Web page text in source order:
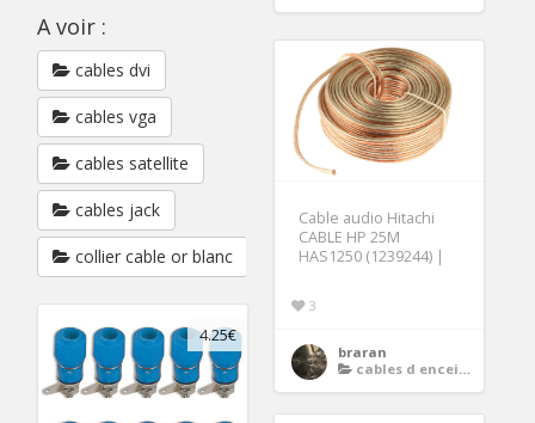
A voir :
cables dvi
cables vga
cables satellite
cables jack
collier cable or blanc
Cable audio Hitachi
CABLE HP 25M
HAS1250 (1239244) |
3
braran
cables d enceintes
4.25€